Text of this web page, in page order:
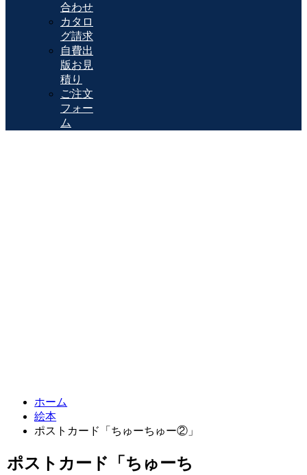
合わせ
カタロ
グ請求
自費出
版お見
積り
ご注文
フォー
ム
ホーム
絵本
ポストカード「ちゅーちゅー②」
ポストカード「ちゅーち